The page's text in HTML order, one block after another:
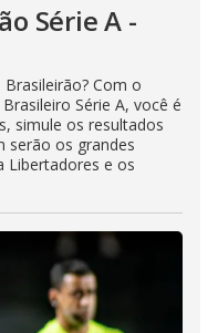
Série A -
Com o
Série A, você é
simule os resultados
serão os grandes
Libertadores e os